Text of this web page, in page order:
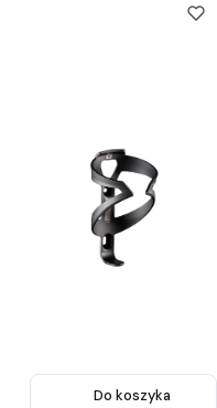
Do koszyka